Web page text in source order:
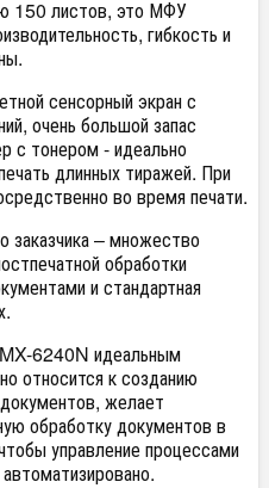
150 листов, это МФУ
гибкость и
сенсорный экран с
очень большой запас
с тонером - идеально
длинных тиражей. При
во время печати.
заказчика – множество
обработки
и стандартная
6240N идеальным
относится к созданию
желает
обработку документов в
управление процессами